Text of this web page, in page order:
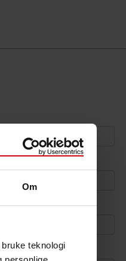
Om
teknologi